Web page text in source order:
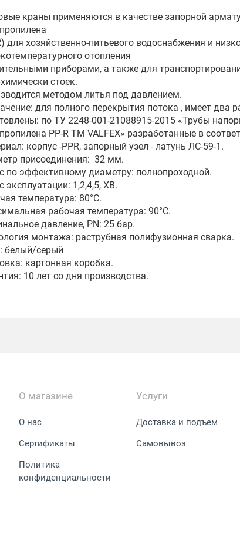
краны применяются в качестве запорной
для хозяйственно-питьевого водоснабжения и
отопления
приборами, а также для
стоек.
методом литья под давлением.
для полного перекрытия потока , имеет два
по ТУ 2248-001-21088915-2015 «Трубы
PP-R ТМ VALFEX» разработанные в
корпус -PPR, запорный узел - латунь ЛС-59-1.
присоединения: 32 мм.
по эффективному диаметру: полнопроходной.
эксплуатации: 1,2,4,5, ХВ.
температура: 80°С.
рабочая температура: 90°С.
давление, PN: 25 бар.
монтажа: раструбная полифузионная сварка.
белый/серый
картонная коробка.
10 лет со дня производства.
О магазине
О нас
Сертификаты
Политика
конфиденциальности
Услуги
Доставка и подъем
Самовывоз